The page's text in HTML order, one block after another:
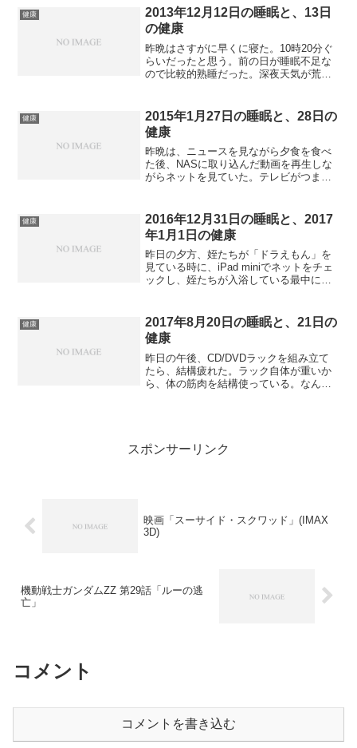
ぎに就寝。途中何度か目が覚めたが、3時
間を少し切るぐらいの熟睡...
健康
2013年12月12日の睡眠と、13日
の健康
昨晩はさすがに早くに寝た。10時20分ぐ
らいだったと思う。前の日が睡眠不足な
ので比較的熟睡だった。深夜天気が荒れ
た時の体調は大分回復していた。通勤時
は電車のダイヤが乱れ...
健康
2015年1月27日の睡眠と、28日の
健康
昨晩は、ニュースを見ながら夕食を食べ
た後、NASに取り込んだ動画を再生しな
がらネットを見ていた。テレビがつまら
て、10時過ぎには就寝した。眠りはちょ
っと浅かったような気が...
健康
2016年12月31日の睡眠と、2017
年1月1日の健康
昨日の夕方、姪たちが「ドラえもん」を
見ている時に、iPad miniでネットをチェ
ックし、姪たちが入浴している最中にブ
の中華料理が結構腹に残っていた。夜は
家族と、「紅白...
健康
2017年8月20日の睡眠と、21日の
健康
昨日の午後、CD/DVDラックを組み立て
たら、結構疲れた。ラック自体が重いか
ら、体の筋肉を結構使っている。なんと
スポンサーリンク
映画「スーサイド・スクワッド」(IMAX
3D)
機動戦士ガンダムZZ 第29話「ルーの逃
亡」
コメント
コメントを書き込む